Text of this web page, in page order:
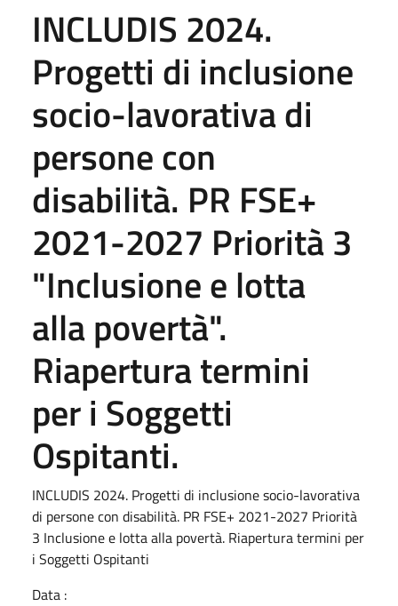
INCLUDIS 2024.
Progetti di inclusione
socio-lavorativa di
persone con
disabilità. PR FSE+
2021-2027 Priorità 3
"Inclusione e lotta
alla povertà".
Riapertura termini
per i Soggetti
Ospitanti.
INCLUDIS 2024. Progetti di inclusione socio-lavorativa
di persone con disabilità. PR FSE+ 2021-2027 Priorità
3 Inclusione e lotta alla povertà. Riapertura termini per
i Soggetti Ospitanti
Data :